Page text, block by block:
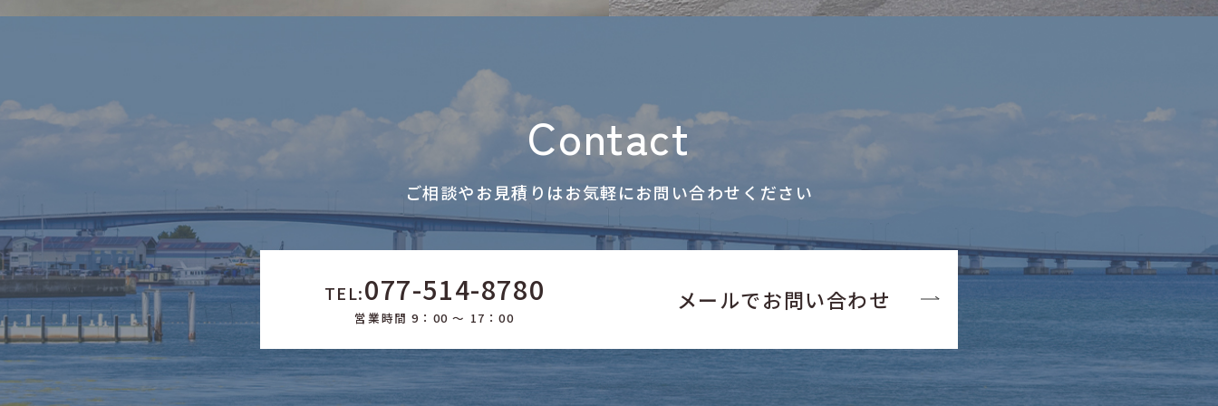
Contact
ご相談やお見積りはお気軽にお問い合わせください
TEL:077-514-8780
営業時間 9：00 ～ 17：00
メールでお問い合わせ